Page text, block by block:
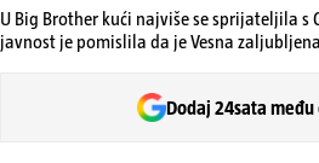
U Big Brother kući najviše se sprijateljila
javnost je pomislila da je Vesna
Dodaj 24sata